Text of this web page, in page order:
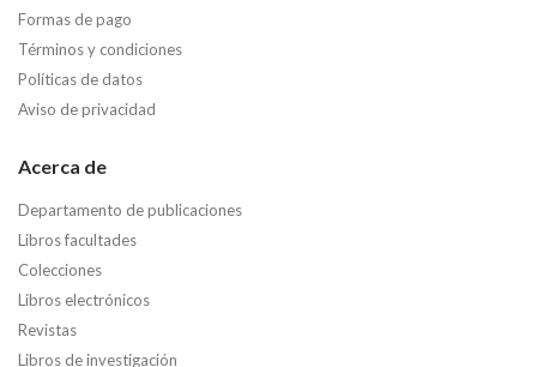
Formas de pago
Términos y condiciones
Políticas de datos
Aviso de privacidad
Acerca de
Departamento de publicaciones
Libros facultades
Colecciones
Libros electrónicos
Revistas
Libros de investigación